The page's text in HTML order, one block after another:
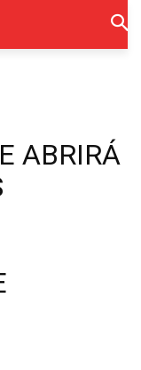
ABRIRÁ